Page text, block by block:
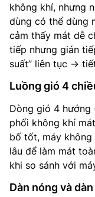
không khí, nhưng
dùng có thể dùng
cảm thấy mát dễ
tiếp nhưng gián
suất” liên tục →
Luồng gió 4
Dòng gió 4 hướng
phối không khí
bố tốt, máy không
lâu để làm mát
khi so sánh với
Dàn nóng và